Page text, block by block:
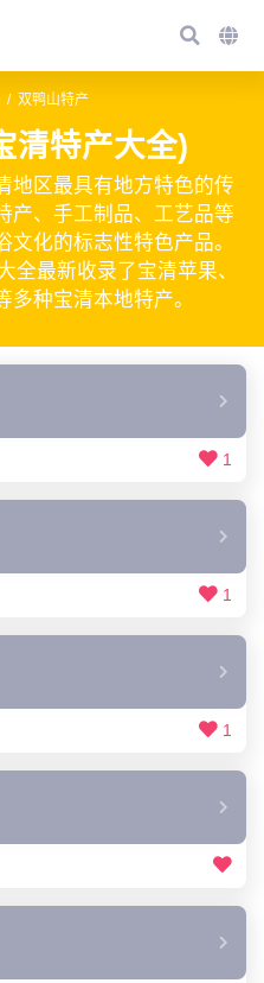
双鸭山特产
清特产大全)
地区最具有地方特色的传
产、手工制品、工艺品等
化的标志性特色产品。
全最新收录了宝清苹果、
种宝清本地特产。
1
1
1